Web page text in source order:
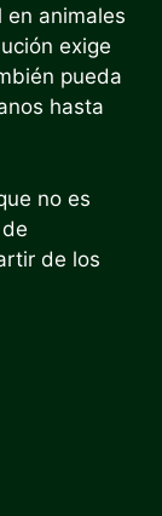
animales
exige
pueda
hasta
no es
de los